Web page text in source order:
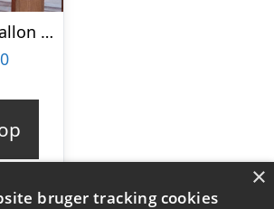
Guirlande & Ballon Stativ
×
bruger tracking cookies